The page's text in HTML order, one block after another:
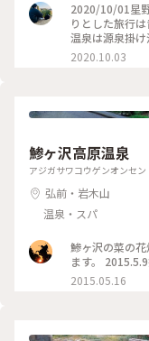
2020/10/01星
りとした旅行
温泉は源泉掛
いし、青森の
た！✨ #青森屋
2020.10.03
鯵ヶ沢高原温泉
アジガサワコウゲンオンセン
弘前・岩木山
温泉・スパ
鯵ヶ沢の菜の
ます。
2015.05.16